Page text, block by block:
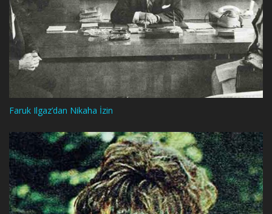
Faruk Ilgaz’dan Nikaha İzin